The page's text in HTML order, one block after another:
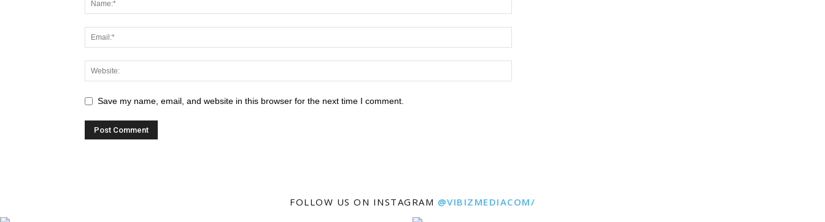
Save my name, email, and website in this browser for the next time I comment.
FOLLOW US ON INSTAGRAM @VIBIZMEDIACOM/